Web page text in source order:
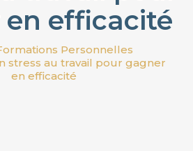
efficacité
Personnelles
stress au travail pour gagner
en efficacité